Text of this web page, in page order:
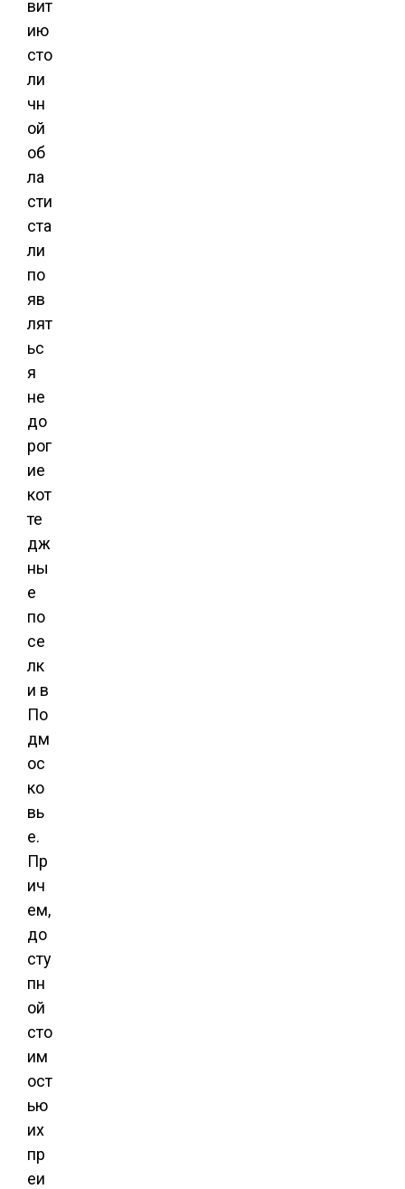
вит
ию
сто
ли
чн
ой
об
ла
сти
ста
ли
по
яв
лят
ьс
я
не
до
рог
ие
кот
те
дж
ны
е
по
се
лк
и в
По
дм
ос
ко
вь
е.
Пр
ич
ем,
до
сту
пн
ой
сто
им
ост
ью
их
пр
еи